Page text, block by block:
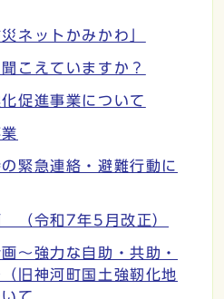
ネットかみかわ」
こえていますか？
促進事業について
緊急連絡・避難行動に
（令和7年5月改正）
～強力な自助・共助・
旧神河町国土強靭化地
て